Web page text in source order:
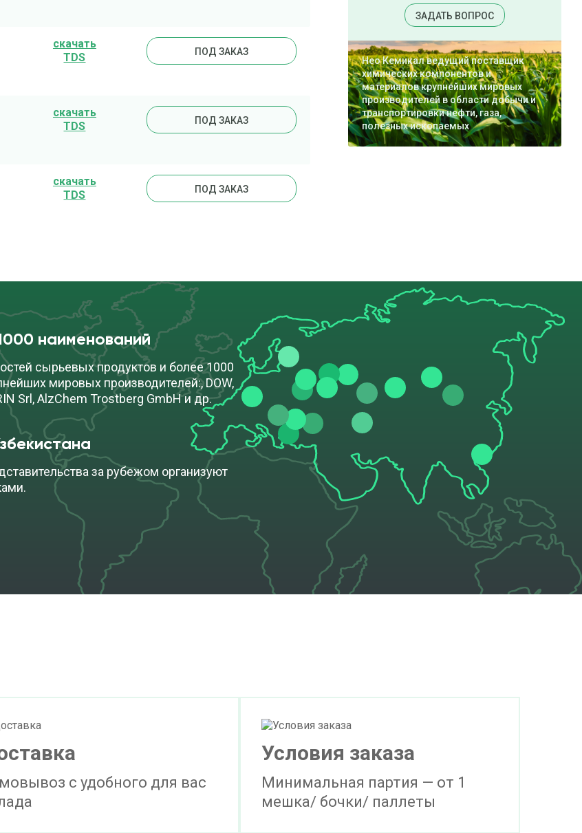
cкачать
TDS
ПОД ЗАКАЗ
cкачать
TDS
ПОД ЗАКАЗ
cкачать
TDS
ПОД ЗАКАЗ
ЗАДАТЬ ВОПРОС
Нео Кемикал ведущий поставщик
химических компонентов и
материалов крупнейших мировых
производителей в области добычи и
транспортировки нефти, газа,
полезных ископаемых
наименований
сырьевых продуктов и более 1000
мировых производителей:, DOW,
Srl, AlzChem Trostberg GmbH и др.
за рубежом организуют
с удобного для вас
Условия заказа
Минимальная партия — от 1
мешка/ бочки/ паллеты